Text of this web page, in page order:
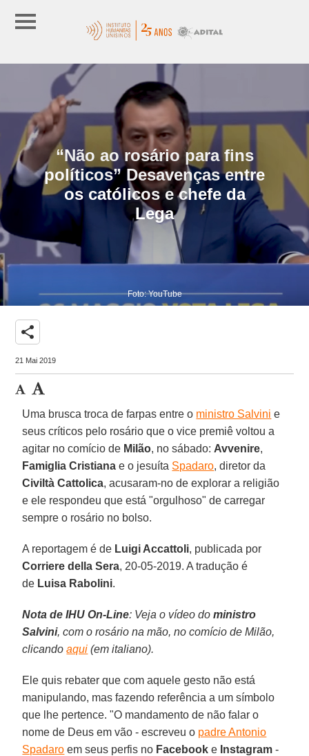
“Não ao rosário para fins
políticos” Desavenças entre
os católicos e chefe da
Lega
Foto: YouTube
share
21 Mai 2019
Uma brusca troca de farpas entre o ministro Salvini e
seus críticos pelo rosário que o vice premiê voltou a
agitar no comício de Milão, no sábado: Avvenire,
Famiglia Cristiana e o jesuíta Spadaro, diretor da
Civiltà Cattolica, acusaram-no de explorar a religião
e ele respondeu que está "orgulhoso" de carregar
sempre o rosário no bolso.
A reportagem é de Luigi Accattoli, publicada por
Corriere della Sera, 20-05-2019. A tradução é
de Luisa Rabolini.
Nota de IHU On-Line: Veja o vídeo doministro
Salvini, com o rosário na mão, no comício de Milão,
clicandoaqui (em italiano).
Ele quis rebater que com aquele gesto não está
manipulando, mas fazendo referência a um símbolo
que lhe pertence. "O mandamento de não falar o
nome de Deus em vão - escreveu o padre Antonio
Spadaro em seus perfis no Facebook e Instagram -